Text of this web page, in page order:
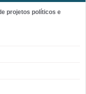
projetos políticos e